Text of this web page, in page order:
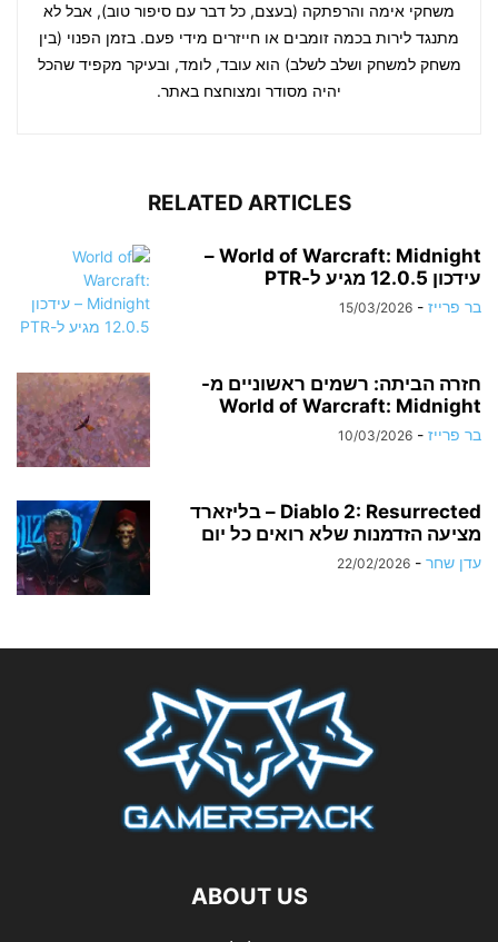
משחקי אימה והרפתקה (בעצם, כל דבר עם סיפור טוב), אבל לא
מתנגד לירות בכמה זומבים או חייזרים מידי פעם. בזמן הפנוי (בין
משחק למשחק ושלב לשלב) הוא עובד, לומד, ובעיקר מקפיד שהכל
יהיה מסודר ומצוחצח באתר.
RELATED ARTICLES
World of Warcraft: Midnight –
עידכון 12.0.5 מגיע ל-PTR
בר פרייז -
15/03/2026
חזרה הביתה: רשמים ראשוניים מ-
World of Warcraft: Midnight
בר פרייז -
10/03/2026
Diablo 2: Resurrected – בליזארד
מציעה הזדמנות שלא רואים כל יום
עדן שחר -
22/02/2026
ABOUT US